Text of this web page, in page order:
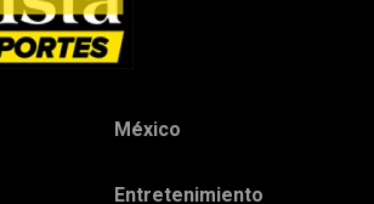
México
Entretenimiento